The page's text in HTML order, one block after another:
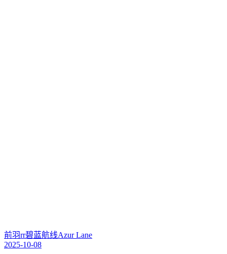
前羽rr碧蓝航线Azur Lane
2025-10-08